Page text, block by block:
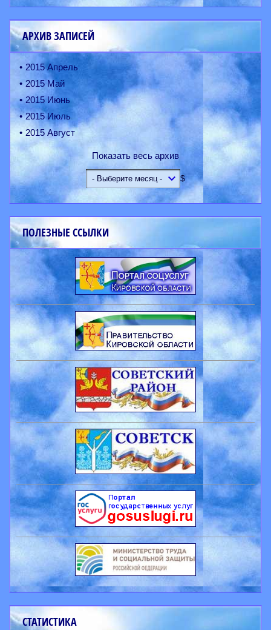
АРХИВ ЗАПИСЕЙ
2015 Апрель
2015 Май
2015 Июнь
2015 Июль
2015 Август
Показать весь архив
$
ПОЛЕЗНЫЕ ССЫЛКИ
СТАТИСТИКА